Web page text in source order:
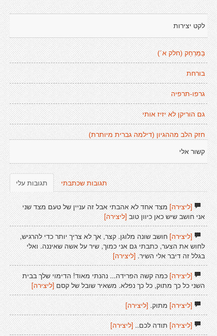
לקט יצירות
בָּמֵּרְחָק (חלק א´)
בורחת
גרפו-תרפיה
גם הוריקן לא יזיז אותי
חזק הלב מההגיון (דילמה גברית מיותרת)
קשור אלי
תגובות עלי תגובות שכתבתי
[ליצירה]מצד אחד לא אהבתי אבל זה עניין של טעם מצד שני
אני חושב שיש כאן כיוון טוב [ליצירה]
[ליצירה]חושב שונה מלוגן. קצר, אך לא צריך יותר כדי להרגיש,
לחוש את הצער, כתבתי גם אני כמוך, שיר על אשה שאיננה. ואלי
בגלל זה דיבר אלי השיר. [ליצירה]
[ליצירה]כמה קשה הפרידה... נהנתי מאוד! הדימוי שלך בבית
השני כל כך מתוק, כל כך נפלא. משאיר שובל של קסם [ליצירה]
[ליצירה]מתוק. [ליצירה]
[ליצירה]תודה לכם.. [ליצירה]